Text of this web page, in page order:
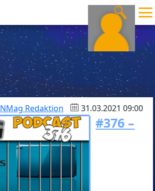
NMag Redaktion 31.03.2021 09:00
#376 –